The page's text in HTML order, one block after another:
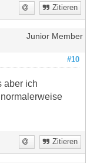
Zitieren
Junior Member
#10
aber ich
Zitieren